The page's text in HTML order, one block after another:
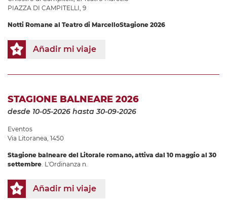
PIAZZA DI CAMPITELLI, 9
Notti Romane al Teatro di MarcelloStagione 2026
Añadir mi viaje
STAGIONE BALNEARE 2026
desde 10-05-2026 hasta 30-09-2026
Eventos
Via Litoranea, 1450
Stagione balneare del Litorale romano, attiva dal 10 maggio al 30
settembre. L'Ordinanza n.
Añadir mi viaje